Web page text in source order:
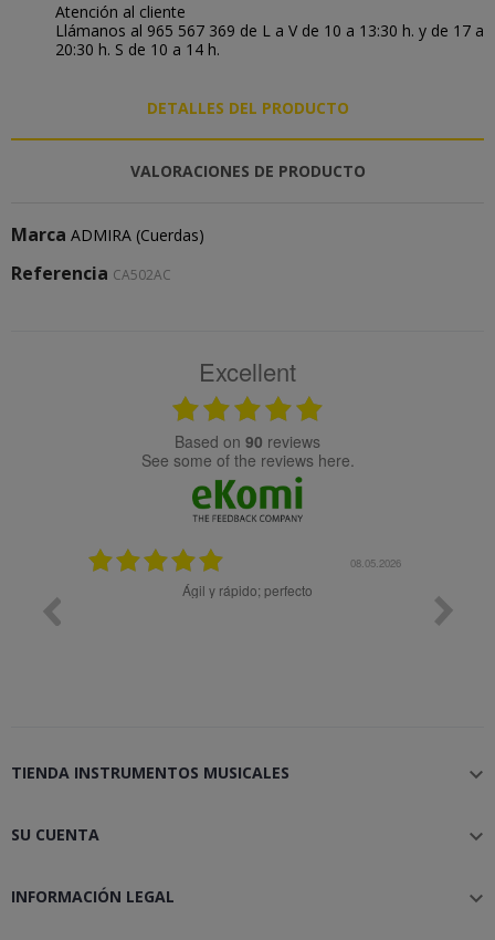
Atención al cliente
Llámanos al 965 567 369 de L a V de 10 a 13:30 h. y de 17 a
20:30 h. S de 10 a 14 h.
DETALLES DEL PRODUCTO
VALORACIONES DE PRODUCTO
Marca ADMIRA (Cuerdas)
Referencia CA502AC
Excellent
based on 90 reviews
see some of the reviews here.
08.05.2026
Ágil y rápido; perfecto
TIENDA INSTRUMENTOS MUSICALES 
SU CUENTA 
INFORMACIÓN LEGAL 